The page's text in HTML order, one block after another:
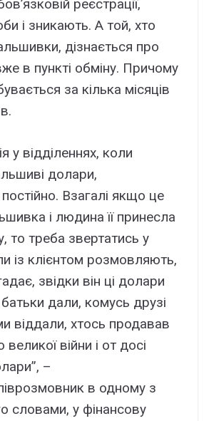
реєстрації,
і зникають. А той, хто
дізнається про
в пункті обміну. Причому
за кілька місяців
у відділеннях, коли
долари,
Взагалі якщо це
і людина її принесла
то треба звертатись у
із клієнтом розмовляють,
звідки він ці долари
дали, комусь друзі
віддали, хтось продавав
війни і от досі
–
в одному з
словами, у фінансову